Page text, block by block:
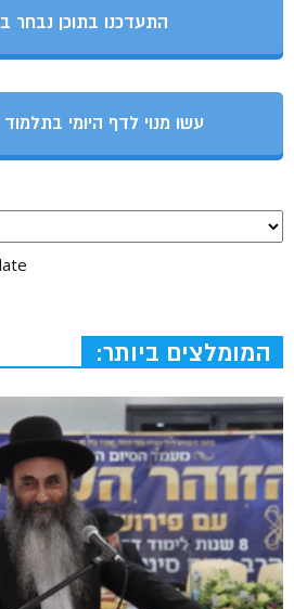
התעדכנו בתוכן נבחר
עשו מנוי לדף היומי
המומלצים ביותר: